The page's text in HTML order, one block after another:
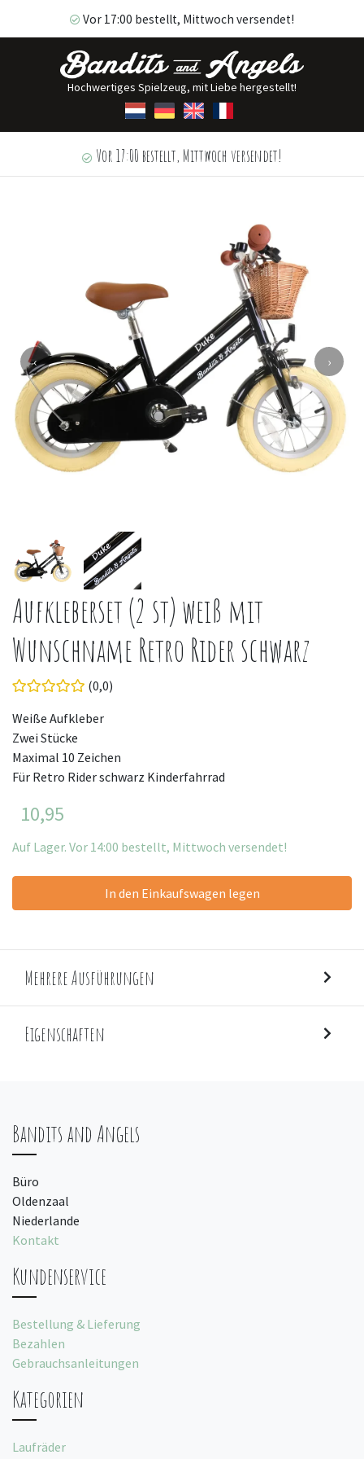
Vor 17:00 bestellt, Mittwoch versendet!
Hochwertiges Spielzeug, mit Liebe hergestellt!
Vor 17:00 bestellt, Mittwoch versendet!
‹ ›
Aufkleberset (2 st) weiß mit
Wunschname Retro Rider schwarz
(0,0)
Weiße Aufkleber
Zwei Stücke
Maximal 10 Zeichen
Für Retro Rider schwarz Kinderfahrrad
10,95
Auf Lager. Vor 14:00 bestellt, Mittwoch versendet!
In den Einkaufswagen legen
Mehrere Ausführungen
Eigenschaften
Bandits and Angels
Büro
Oldenzaal
Niederlande
Kontakt
Kundenservice
Bestellung & Lieferung
Bezahlen
Gebrauchsanleitungen
Kategorien
Laufräder